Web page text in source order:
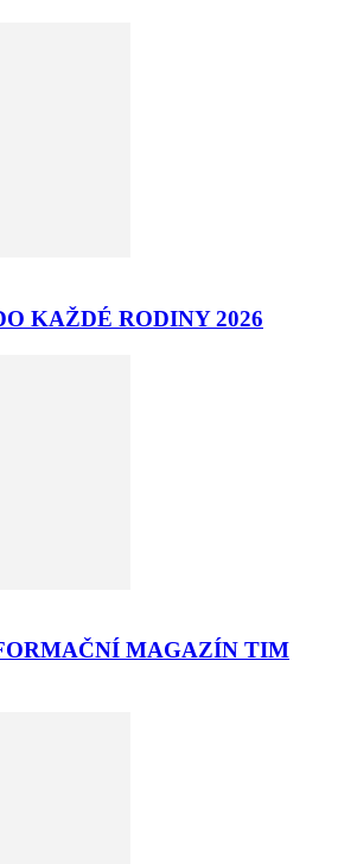
KAŽDÉ RODINY 2026
MAGAZÍN TIM